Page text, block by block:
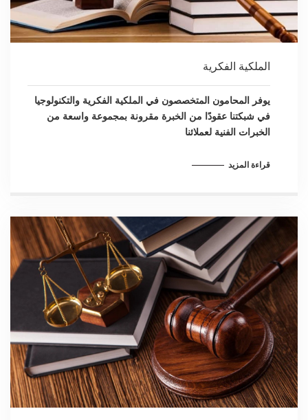
الملكية الفكرية
يوفر المحامون المتخصصون في الملكية الفكرية والتكنولوجيا
في شبكتنا عقودًا من الخبرة مقرونة بمجموعة واسعة من
الخبرات الفنية لعملائنا
قراءة المزيد